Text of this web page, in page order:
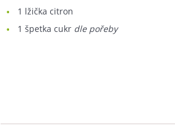
1 lžička citron
1 špetka cukr dle pořeby